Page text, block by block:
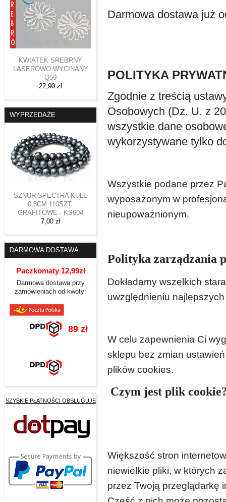
KWIATEK SREBRNY
LASEROWO WYCINANY
Q59
22,90 zł
WYPRZEDAŻE
SZNUR SPECTRA KULE
0,8CM 110SZT.
GRAFITOWE - KS604
7,00 zł
DARMOWA DOSTAWA
Paczkomaty 12,99zł
Darmowa dostawa przy
zamówieniach od kwoty:
89 zł
SZYBKIE PŁATNOŚCI OBSŁUGUJE
Darmowa dostawa już
POLITYKA
Zgodnie z treścią
Osobowych (Dz. U. z
wszystkie dane
wykorzystywane tylko
Wszystkie podane przez
wyposażonym w
nieupoważnionym.
Polityka zarządzania
Dokładamy wszelkich
uwzględnieniu
W celu zapewnienia Ci
sklepu bez zmian
plików cookies.
Czym jest plik
Większość stron
niewielkie pliki, w których
przez Twoją przeglądarkę